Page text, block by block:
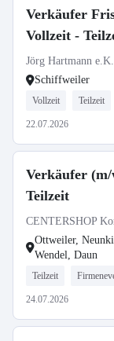
Verkäufer
Vollzeit -
Jörg Hartmann e.K.
Schiffweiler
Vollzeit Teilzeit
22.07.2026
Verkäufer
Teilzeit
CENTERSHOP
Ottweiler,
Wendel, Daun
Teilzeit
24.07.2026